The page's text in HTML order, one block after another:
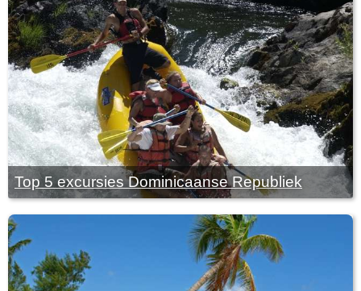
Top 5 excursies Dominicaanse Republiek